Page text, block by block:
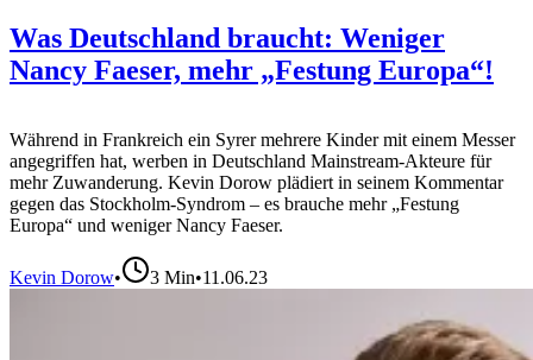
Was Deutschland braucht: Weniger
Nancy Faeser, mehr „Festung Europa“!
Während in Frankreich ein Syrer mehrere Kinder mit einem Messer
angegriffen hat, werben in Deutschland Mainstream-Akteure für
mehr Zuwanderung. Kevin Dorow plädiert in seinem Kommentar
gegen das Stockholm-Syndrom – es brauche mehr „Festung
Europa“ und weniger Nancy Faeser.
Kevin Dorow• 3 Min•11.06.23